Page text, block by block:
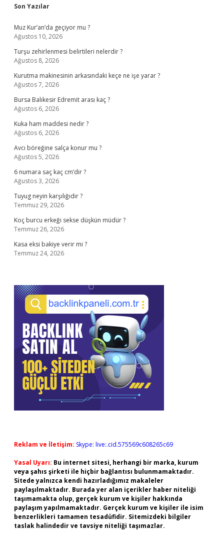
Sidebar
Son Yazılar
Muz Kur’an’da geçiyor mu ?
Ağustos 10, 2026
Turşu zehirlenmesi belirtileri nelerdir ?
Ağustos 8, 2026
Kurutma makinesinin arkasındaki keçe ne işe yarar ?
Ağustos 7, 2026
Bursa Balıkesir Edremit arası kaç ?
Ağustos 6, 2026
Kuka ham maddesi nedir ?
Ağustos 6, 2026
Avcı böreğine salça konur mu ?
Ağustos 5, 2026
6 numara saç kaç cm’dir ?
Ağustos 3, 2026
Tuyug neyin karşılığıdır ?
Temmuz 29, 2026
Koç burcu erkeği sekse düşkün müdür ?
Temmuz 26, 2026
Kasa eksi bakiye verir mi ?
Temmuz 24, 2026
Reklam ve İletişim: Skype: live:.cid.575569c608265c69
Yasal Uyarı: Bu internet sitesi, herhangi bir marka, kurum
veya şahıs şirketi ile hiçbir bağlantısı bulunmamaktadır.
Sitede yalnızca kendi hazırladığımız makaleler
paylaşılmaktadır. Burada yer alan içerikler haber niteliği
taşımamakta olup, gerçek kurum ve kişiler hakkında
paylaşım yapılmamaktadır. Gerçek kurum ve kişiler ile isim
benzerlikleri tamamen tesadüfidir. Sitemizdeki bilgiler
taslak halindedir ve tavsiye niteliği taşımazlar.